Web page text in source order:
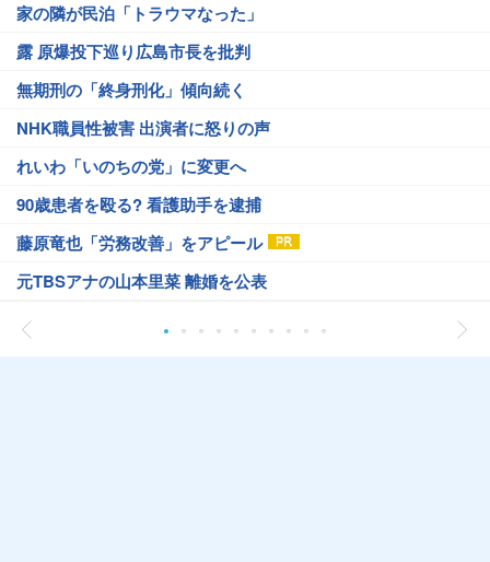
家の隣が民泊「トラウマなった」
露 原爆投下巡り広島市長を批判
無期刑の「終身刑化」傾向続く
NHK職員性被害 出演者に怒りの声
れいわ「いのちの党」に変更へ
90歳患者を殴る? 看護助手を逮捕
藤原竜也「労務改善」をアピール
元TBSアナの山本里菜 離婚を公表